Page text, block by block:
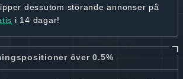
dessutom störande annonser på
i 14 dagar!
över 0.5%